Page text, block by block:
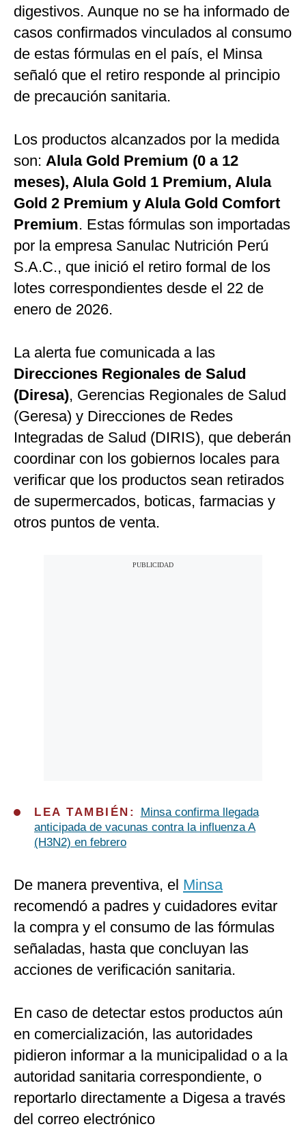
digestivos. Aunque no se ha informado de
casos confirmados vinculados al consumo
de estas fórmulas en el país, el Minsa
señaló que el retiro responde al principio
de precaución sanitaria.
Los productos alcanzados por la medida
son: Alula Gold Premium (0 a 12
meses), Alula Gold 1 Premium, Alula
Gold 2 Premium y Alula Gold Comfort
Premium. Estas fórmulas son importadas
por la empresa Sanulac Nutrición Perú
S.A.C., que inició el retiro formal de los
lotes correspondientes desde el 22 de
enero de 2026.
La alerta fue comunicada a las
Direcciones Regionales de Salud
(Diresa), Gerencias Regionales de Salud
(Geresa) y Direcciones de Redes
Integradas de Salud (DIRIS), que deberán
coordinar con los gobiernos locales para
verificar que los productos sean retirados
de supermercados, boticas, farmacias y
otros puntos de venta.
LEA TAMBIÉN:
Minsa confirma llegada
anticipada de vacunas contra la influenza A
(H3N2) en febrero
De manera preventiva, el Minsa
recomendó a padres y cuidadores evitar
la compra y el consumo de las fórmulas
señaladas, hasta que concluyan las
acciones de verificación sanitaria.
En caso de detectar estos productos aún
en comercialización, las autoridades
pidieron informar a la municipalidad o a la
autoridad sanitaria correspondiente, o
reportarlo directamente a Digesa a través
del correo electrónico